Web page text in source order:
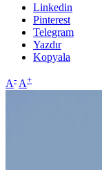
Linkedin
Pinterest
Telegram
Yazdır
Kopyala
A- A+